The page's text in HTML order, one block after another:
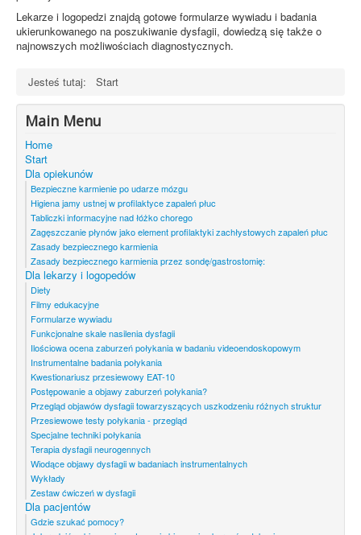
Lekarze i logopedzi znajdą gotowe formularze wywiadu i badania
ukierunkowanego na poszukiwanie dysfagii, dowiedzą się także o
najnowszych możliwościach diagnostycznych.
Jesteś tutaj: Start
Main Menu
Home
Start
Dla opiekunów
Bezpieczne karmienie po udarze mózgu
Higiena jamy ustnej w profilaktyce zapaleń płuc
Tabliczki informacyjne nad łóżko chorego
Zagęszczanie płynów jako element profilaktyki zachłystowych zapaleń płuc
Zasady bezpiecznego karmienia
Zasady bezpiecznego karmienia przez sondę/gastrostomię:
Dla lekarzy i logopedów
Diety
Filmy edukacyjne
Formularze wywiadu
Funkcjonalne skale nasilenia dysfagii
Ilościowa ocena zaburzeń połykania w badaniu videoendoskopowym
Instrumentalne badania połykania
Kwestionariusz przesiewowy EAT-10
Postępowanie a objawy zaburzeń połykania?
Przegląd objawów dysfagii towarzyszących uszkodzeniu różnych struktur
Przesiewowe testy połykania - przegląd
Specjalne techniki połykania
Terapia dysfagii neurogennych
Wiodące objawy dysfagii w badaniach instrumentalnych
Wykłady
Zestaw ćwiczeń w dysfagii
Dla pacjentów
Gdzie szukać pomocy?